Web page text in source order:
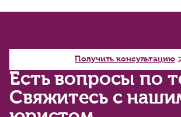
Есть вопросы по
Свяжитесь с
Получить консультацию